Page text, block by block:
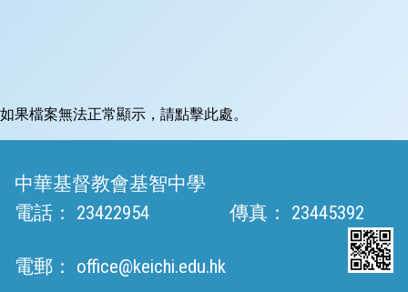
如果檔案無法正常顯示，請點擊此處。
中華基督教會基智中學
電話：
23422954 傳真： 23445392
電郵： office@keichi.edu.hk